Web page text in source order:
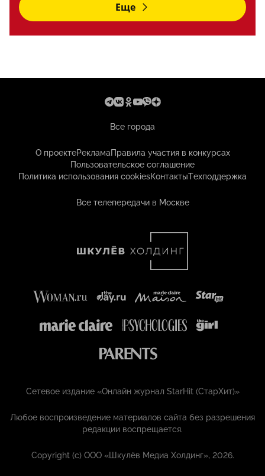
Еще
Все города
О проектеРекламаПравила участия в конкурсах
Пользовательское соглашение
Политика использования cookiesКонтактыТехподдержка
Все телепередачи в Москве
Сетевое издание «Онлайн журнал StarHit (СтарХит)»
Любое воспроизведение материалов сайта без разрешения
редакции воспрещается.
Copyright (с) ООО «Шкулёв Медиа Холдинг», 2026.